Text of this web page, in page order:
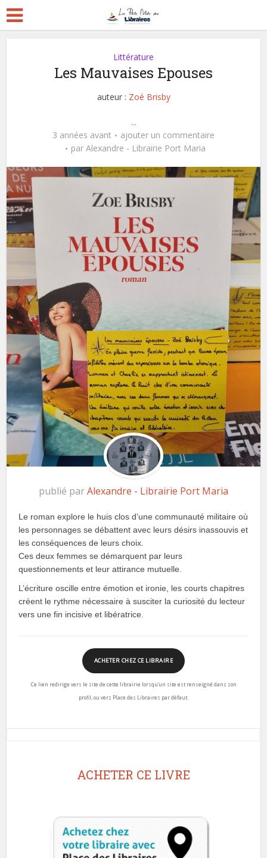
Littérature
Les Mauvaises Epouses
auteur : Zoé Brisby
...
3 années avant
ajouter un commentaire
par Alexandre - Librairie Port Maria
publié parAlexandre - Librairie Port Maria
Le roman explore le huis clos d’une communauté militaire où
les personnages se débattent avec leurs désirs inassouvis et
les conséquences de leurs choix.
Ces deux femmes se démarquent par leurs
questionnements et leur attirance mutuelle.
L’écriture oscille entre émotion et ironie, les courts chapitres
créent le rythme nécessaire à susciter la curiosité du lecteur
vers une fin incisive et libératrice.
ACHETER CHEZ CE LIBRAIRE
Ce lien redirige vers le site de cette librairie lorsqu’un site est renseigné dans son
profil, ou vers Place des Libraires par défaut.
ACHETER CE LIVRE